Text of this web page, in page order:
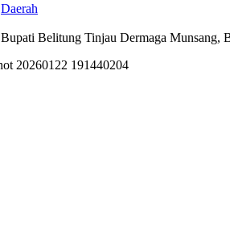
Daerah
Bupati Belitung Tinjau Dermaga Munsang,